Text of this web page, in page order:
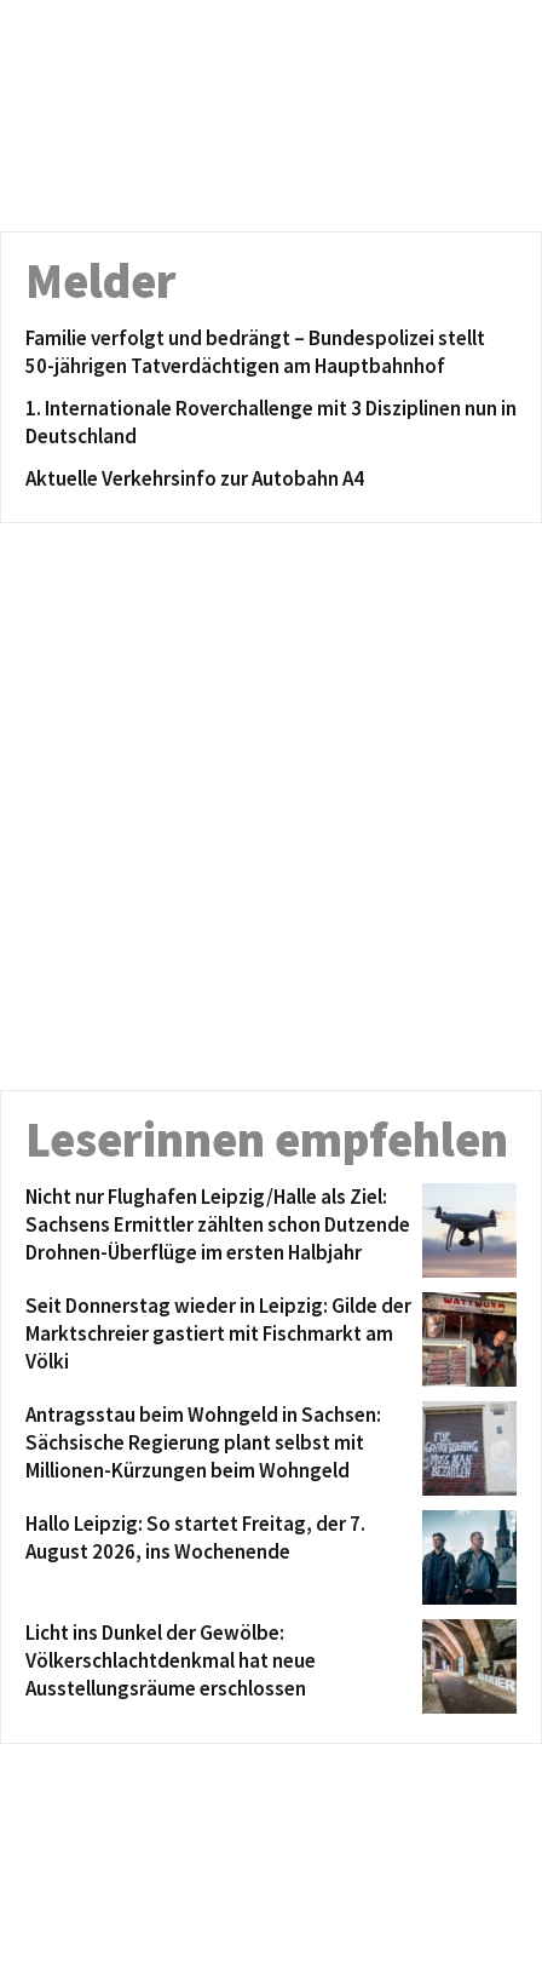
Melder
Familie verfolgt und bedrängt – Bundespolizei stellt
50-jährigen Tatverdächtigen am Hauptbahnhof
1. Internationale Roverchallenge mit 3 Disziplinen nun in
Deutschland
Aktuelle Verkehrsinfo zur Autobahn A4
Leserinnen empfehlen
Nicht nur Flughafen Leipzig/Halle als Ziel:
Sachsens Ermittler zählten schon Dutzende
Drohnen-Überflüge im ersten Halbjahr
Seit Donnerstag wieder in Leipzig: Gilde der
Marktschreier gastiert mit Fischmarkt am
Völki
Antragsstau beim Wohngeld in Sachsen:
Sächsische Regierung plant selbst mit
Millionen-Kürzungen beim Wohngeld
Hallo Leipzig: So startet Freitag, der 7.
August 2026, ins Wochenende
Licht ins Dunkel der Gewölbe:
Völkerschlachtdenkmal hat neue
Ausstellungsräume erschlossen